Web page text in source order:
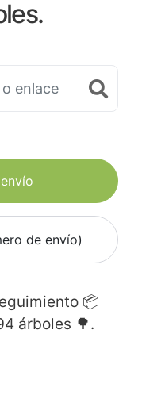
de envío)
📦
árboles 🌳.